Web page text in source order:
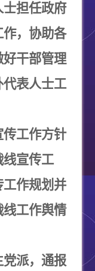
士担任政府
，协助各
好干部管理
代表人士工
传工作方针
线宣传工
作规划并
线工作舆情
党派，通报